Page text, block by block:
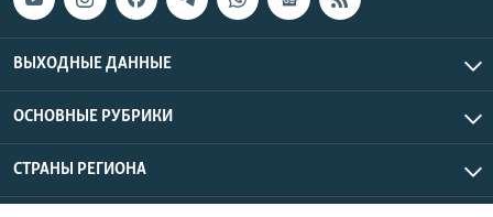
ВЫХОДНЫЕ ДАННЫЕ
ОСНОВНЫЕ РУБРИКИ
СТРАНЫ РЕГИОНА